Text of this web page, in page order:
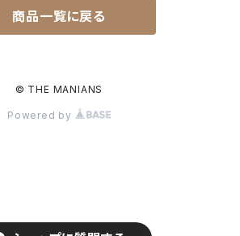
商品一覧に戻る
© THE MANIANS
Powered by